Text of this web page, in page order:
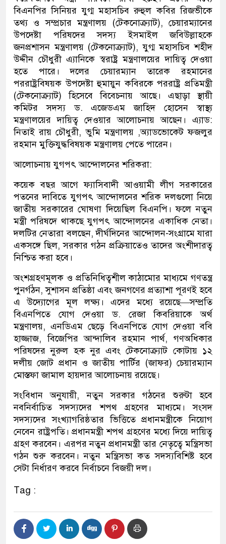
বিএনপির সিনিয়র যুগ্ম মহাসচিব রুহুল কবির রিজভীকে
তথ্য ও সম্প্রচার মন্ত্রণালয় (টেকনোক্র্যাট), চেয়ারম্যানের
উপদেষ্টা পরিষদের সদস্য ইসমাইল জবিউল্লাহকে
জনপ্রশাসন মন্ত্রণালয় (টেকনোক্র্যাট), যুগ্ম মহাসচিব শহীদ
উদ্দীন চৌধুরী এ্যানিকে স্বরাষ্ট্র মন্ত্রণালয়ের দায়িত্ব দেওয়া
হতে পারে। দলের চেয়ারম্যান তারেক রহমানের
পররাষ্ট্রবিষয়ক উপদেষ্টা হুমায়ুন কবিরকে পররাষ্ট্র প্রতিমন্ত্রী
(টেকনোক্র্যাট) হিসেবে বিবেচনায় আছে। এছাড়া স্থায়ী
কমিটর সদস্য ড. এজেডএম জাহিদ হোসেন স্বাস্থ্য
মন্ত্রণালয়ের দায়িত্ব দেওয়ার আলোচনায় আছেন। এ্যাড:
নিতাই রায় চৌধুরী, ভুমি মন্ত্রণালয় ,অ্যাডভোকেট ফজলুর
রহমান মুক্তিযুদ্ধবিষয়ক মন্ত্রণালয় পেতে পারেন।
আলোচনায় যুগপৎ আন্দোলনের শরিকরা:
কয়েক বছর আগে ফ্যাসিবাদী আওয়ামী লীগ সরকারের
পতনের দাবিতে যুগপৎ আন্দোলনের শরিক দলগুলো নিয়ে
জাতীয় সরকারের ঘোষণা দিয়েছিল বিএনপি। ফলে নতুন
মন্ত্রী পরিষদে থাকছে যুগপৎ আন্দোলনের একাধিক নেতা।
দলটির নেতারা বলছেন, দীর্ঘদিনের আন্দোলন-সংগ্রামে যারা
একসঙ্গে ছিল, সরকার গঠন প্রক্রিয়াতেও তাদের অংশীদারত্ব
নিশ্চিত করা হবে।
অংশগ্রহণমূলক ও প্রতিনিধিত্বশীল কাঠামোর মাধ্যমে গণতন্ত্র
পুনর্গঠন, সুশাসন প্রতিষ্ঠা এবং জনগণের প্রত্যাশা পূরণই হবে
এ উদ্যোগের মূল লক্ষ্য। এদের মধ্যে রয়েছে—সম্প্রতি
বিএনপিতে যোগ দেওয়া ড. রেজা কিবরিয়াকে অর্থ
মন্ত্রণালয়, এনডিএম ছেড়ে বিএনপিতে যোগ দেওয়া ববি
হাজ্জাজ, বিজেপির আন্দালিব রহমান পার্থ, গণঅধিকার
পরিষদের নুরুল হক নুর এবং টেকনোক্র্যাট কোটায় ১২
দলীয় জোট প্রধান ও জাতীয় পার্টির (জাফর) চেয়ারম্যান
মোস্তফা জামাল হায়দার আলোচনায় রয়েছে।
সংবিধান অনুযায়ী, নতুন সরকার গঠনের শুরুটা হবে
নবনির্বাচিত সদস্যদের শপথ গ্রহণের মাধ্যমে। সংসদ
সদস্যদের সংখ্যাগরিষ্ঠতার ভিত্তিতে প্রধানমন্ত্রীকে নিয়োগ
নেবেন রাষ্ট্রপতি। প্রধানমন্ত্রী শপথ গ্রহণের মধ্যে দিয়ে দায়িত্ব
গ্রহণ করবেন। এরপর নতুন প্রধানমন্ত্রী তার নেতৃত্বে মন্ত্রিসভা
গঠন শুরু করবেন। নতুন মন্ত্রিসভা কত সদস্যবিশিষ্ট হবে
সেটা নির্ধারণ করবে নির্বাচনে বিজয়ী দল।
Tag :